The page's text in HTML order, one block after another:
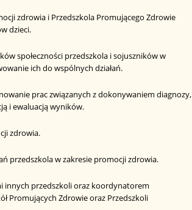
zdrowia i Przedszkola Promującego Zdrowie
dzieci.
społeczności przedszkola i sojuszników w
ich do wspólnych działań.
prac związanych z dokonywaniem diagnozy,
i ewaluacją wyników.
zdrowia.
przedszkola w zakresie promocji zdrowia.
innych przedszkoli oraz koordynatorem
Promujących Zdrowie oraz Przedszkoli